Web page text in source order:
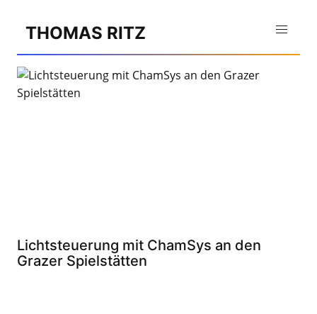
THOMAS RITZ
Lichtsteuerung mit ChamSys an den
Grazer Spielstätten